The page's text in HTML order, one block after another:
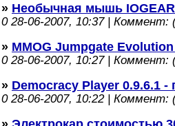
» Необычная мышь IOGEAR
028-06-2007, 10:37 | Коммент:
» MMOG Jumpgate
028-06-2007, 10:27 | Коммент:
» Democracy Player 0.9.6.1
028-06-2007, 10:22 | Коммент: